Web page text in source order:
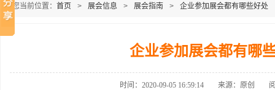
您当前位置： 首页 > 展会信息 > 展会指南 > 企业参加展会都有哪些好处
企业参加展会都有哪
时间：2020-09-05 16:59:14 来源：原创